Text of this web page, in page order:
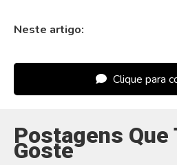
Neste artigo:
Clique para
Postagens Que
Goste